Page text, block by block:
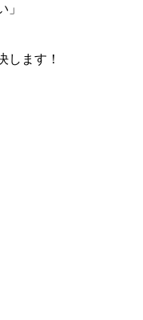
」
します！